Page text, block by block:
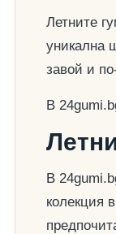
Летните
уникална
завой и
В
В
колекция